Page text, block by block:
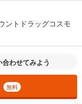
ントドラッグコスモ
わせてみよう
無料